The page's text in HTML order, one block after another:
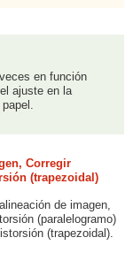
en función
ajuste en la
Corregir
(trapezoidal)
de imagen,
(paralelogramo)
(trapezoidal).